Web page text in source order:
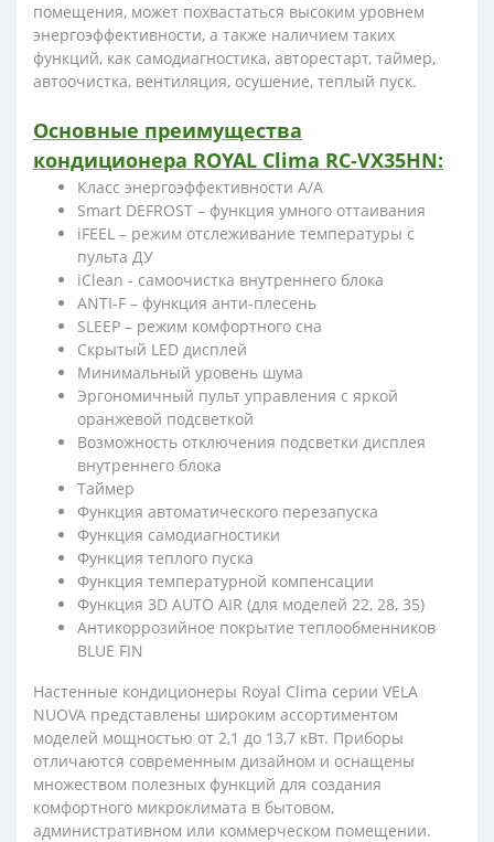
помещения, может похвастаться высоким уровнем
энергоэффективности, а также наличием таких
функций, как самодиагностика, авторестарт, таймер,
автоочистка, вентиляция, осушение, теплый пуск.
Основные преимущества
кондиционера ROYAL Clima RC-VX35HN:
Класс энергоэффективности A/A
Smart DEFROST – функция умного оттаивания
iFEEL – режим отслеживание температуры с
пульта ДУ
iClean - cамоочистка внутреннего блока
ANTI-F – функция анти-плесень
SLEEP – режим комфортного сна
Скрытый LED дисплей
Минимальный уровень шума
Эргономичный пульт управления с яркой
оранжевой подсветкой
Возможность отключения подсветки дисплея
внутреннего блока
Таймер
Функция автоматического перезапуска
Функция самодиагностики
Функция теплого пуска
Функция температурной компенсации
Функция 3D AUTO AIR (для моделей 22, 28, 35)
Антикоррозийное покрытие теплообменников
BLUE FIN
Настенные кондиционеры Royal Clima серии VELA
NUOVA представлены широким ассортиментом
моделей мощностью от 2,1 до 13,7 кВт. Приборы
отличаются современным дизайном и оснащены
множеством полезных функций для создания
комфортного микроклимата в бытовом,
административном или коммерческом помещении.